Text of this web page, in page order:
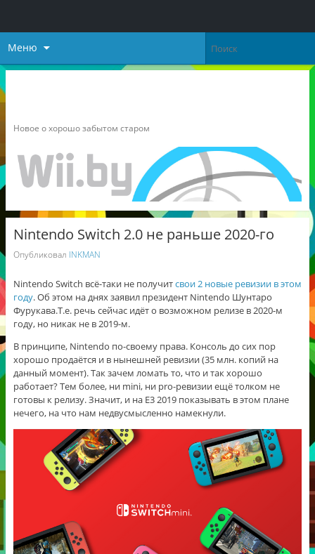
Меню
Новое о хорошо забытом старом
Nintendo Switch 2.0 не раньше 2020-го
Опубликовал INKMAN
Nintendo Switch всё-таки не получитсвои 2 новые ревизии в этом
году. Об этом на днях заявил президент Nintendo Шунтаро
Фурукава.Т.е. речь сейчас идёт о возможном релизе в 2020-м
году, но никак не в 2019-м.
В принципе, Nintendo по-своему права. Консоль до сих пор
хорошо продаётся и в нынешней ревизии (35 млн. копий на
данный момент). Так зачем ломать то, что и так хорошо
работает? Тем более, ни mini, ни pro-ревизии ещё толком не
готовы к релизу. Значит, и на E3 2019 показывать в этом плане
нечего, на что нам недвусмысленно намекнули.